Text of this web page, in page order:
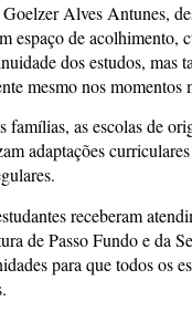
Alves Antunes,
de acolhimento,
dos estudos, mas
mesmo nos
famílias, as escolas de
adaptações
receberam
de Passo Fundo e da
para que todos os